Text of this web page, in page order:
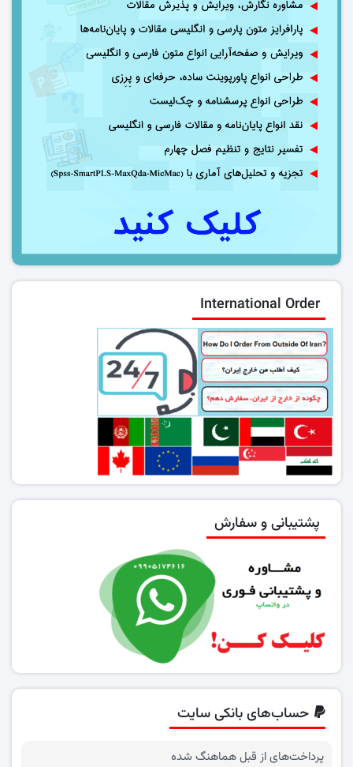
International Order
پشتیبانی و سفارش
حساب‌های بانکی سایت
پرداخت‌های از قبل هماهنگ شده